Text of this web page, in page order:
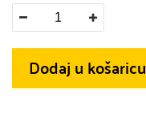
Dodaj u košaricu